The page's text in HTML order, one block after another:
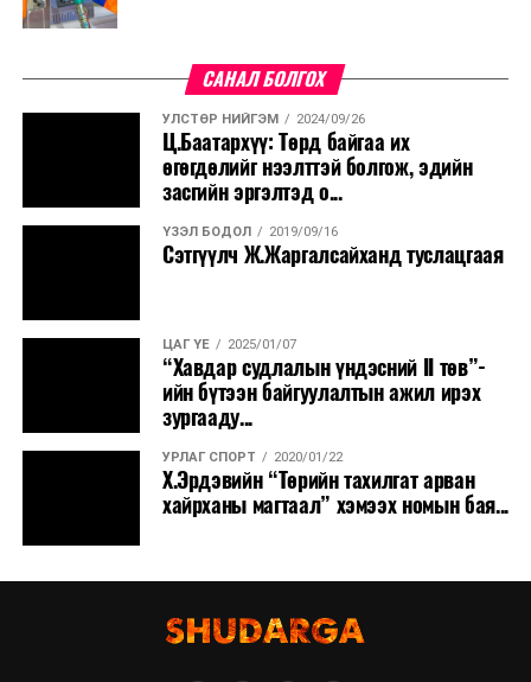
САНАЛ БОЛГОХ
УЛСТӨР НИЙГЭМ 2024/09/26
Ц.Баатархүү: Төрд байгаа их
өгөгдөлийг нээлттэй болгож, эдийн
засгийн эргэлтэд о...
ҮЗЭЛ БОДОЛ 2019/09/16
Сэтгүүлч Ж.Жаргалсайханд туслацгаая
ЦАГ ҮЕ 2025/01/07
“Хавдар судлалын үндэсний II төв”-
ийн бүтээн байгуулалтын ажил ирэх
зургааду...
УРЛАГ СПОРТ 2020/01/22
Х.Эрдэвийн “Төрийн тахилгат арван
хайрханы магтаал” хэмээх номын бая...